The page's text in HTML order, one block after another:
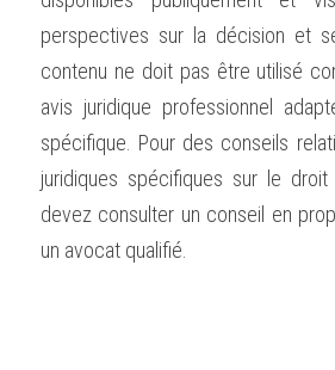
perspectives sur la décision et
contenu ne doit pas être utilisé
avis juridique professionnel
spécifique. Pour des conseils
juridiques spécifiques sur le
devez consulter un conseil en
un avocat qualifié.